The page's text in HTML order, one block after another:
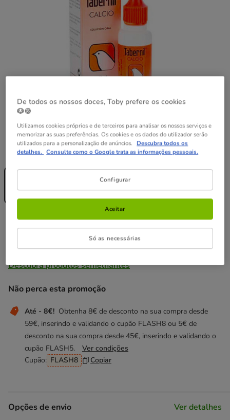
Formato:20 ml
Sem Stock
Não perca esta promoção
Até - 8€! Obtenha 8€ de desconto na sua compra desde
59€, inserindo e validando o cupão FLASH8 ou 5€ de
desconto na sua compra desde 45€, inserindo e validando o
cupão FLASH5.
Ver condições
Cupão: FLASH8 Copiar
Preço 14.59€, 145.90 EUR por l
14.59€ (145.90€ / l)
Temporariamente sem stock
Descubra produtos semelhantes
Opções de envio Ver detalhes
De todos os nossos doces, Toby prefere os cookies
🐶🍪
Utilizamos cookies próprios e de terceiros para analisar os nossos serviços e
memorizar as suas preferências. Os cookies e os dados do utilizador serão
utilizados para a personalização de anúncios. Descubra todos os
detalhes. Consulte como o Google trata as informações pessoais.
Configurar
Só as necessárias
Aceitar